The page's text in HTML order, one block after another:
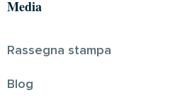
Media
Rassegna stampa
Blog